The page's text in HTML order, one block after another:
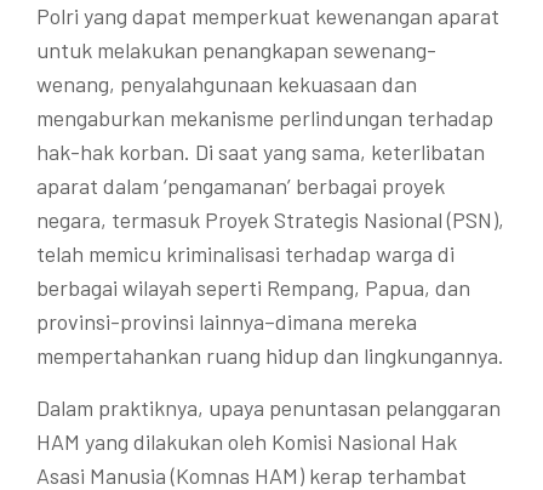
Polri yang dapat memperkuat kewenangan aparat
untuk melakukan penangkapan sewenang-
wenang, penyalahgunaan kekuasaan dan
mengaburkan mekanisme perlindungan terhadap
hak-hak korban. Di saat yang sama, keterlibatan
aparat dalam ‘pengamanan’ berbagai proyek
negara, termasuk Proyek Strategis Nasional (PSN),
telah memicu kriminalisasi terhadap warga di
berbagai wilayah seperti Rempang, Papua, dan
provinsi-provinsi lainnya–dimana mereka
mempertahankan ruang hidup dan lingkungannya.
Dalam praktiknya, upaya penuntasan pelanggaran
HAM yang dilakukan oleh Komisi Nasional Hak
Asasi Manusia (Komnas HAM) kerap terhambat